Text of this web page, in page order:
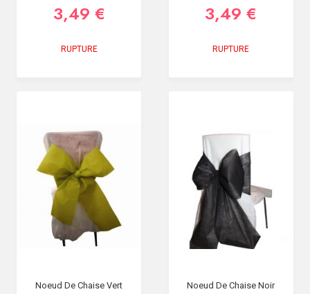
3,49 €
RUPTURE
3,49 €
RUPTURE
Noeud De Chaise Vert Noeud De Chaise Noir